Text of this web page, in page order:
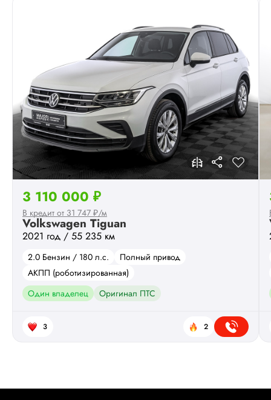
Volkswagen Tiguan
2021 год / 55 235 км
2.0 Бензин / 180 л.с.
Полный привод
АКПП (роботизированная)
Один владелец
Оригинал ПТС
3 110 000 ₽
В кредит от 31 747 ₽/м
3 2